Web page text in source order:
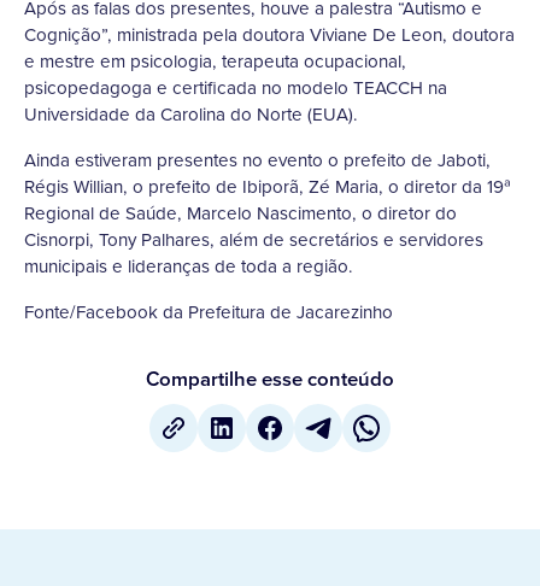
Após as falas dos presentes, houve a palestra “Autismo e
Cognição”, ministrada pela doutora Viviane De Leon, doutora
e mestre em psicologia, terapeuta ocupacional,
psicopedagoga e certificada no modelo TEACCH na
Universidade da Carolina do Norte (EUA).
Ainda estiveram presentes no evento o prefeito de Jaboti,
Régis Willian, o prefeito de Ibiporã, Zé Maria, o diretor da 19ª
Regional de Saúde, Marcelo Nascimento, o diretor do
Cisnorpi, Tony Palhares, além de secretários e servidores
municipais e lideranças de toda a região.
Fonte/Facebook da Prefeitura de Jacarezinho
Compartilhe esse conteúdo